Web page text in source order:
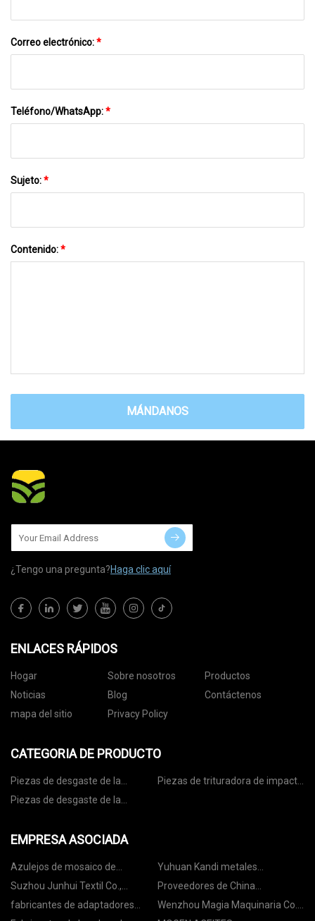
Correo electrónico:*
Teléfono/WhatsApp:*
Sujeto:*
Contenido:*
MÁNDANOS
¿Tengo una pregunta?Haga clic aquí
ENLACES RÁPIDOS
Hogar Sobre nosotros
Productos
Noticias
Blog
Contáctenos
mapa del sitio
Privacy Policy
CATEGORIA DE PRODUCTO
Piezas de desgaste de la
trituradora de cono
Piezas de trituradora de impacto
Piezas de desgaste de la
EMPRESA ASOCIADA
Azulejos de mosaico de
cerámica
Yuhuan Kandi metales
Productos Co., Ltd
Suzhou Junhui Textil Co.,
Limitado
Proveedores de China
Dispositivo para el cuidado de la
piel
fabricantes de adaptadores
Wenzhou Magia Maquinaria Co.,